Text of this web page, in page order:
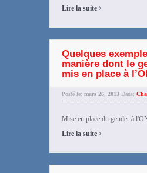
Lire la suite ›
Quelques
manière dont le
mis en place à
Posté le: mars 26, 2013 Dans:
Mise en place du gender à
Lire la suite ›